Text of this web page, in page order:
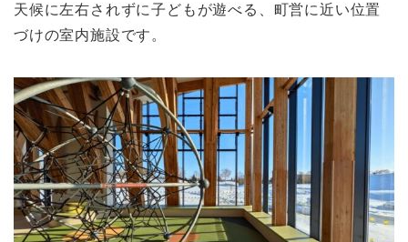
天候に左右されずに子どもが遊べる、町営に近い位置
づけの室内施設です。